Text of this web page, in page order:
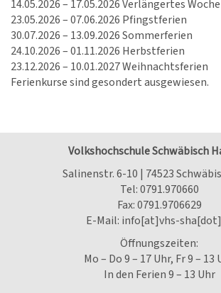
14.05.2026 – 17.05.2026 Verlängertes
23.05.2026 – 07.06.2026 Pfingstferien
30.07.2026 – 13.09.2026 Sommerferien
24.10.2026 – 01.11.2026 Herbstferien
23.12.2026 – 10.01.2027 Weihnachtsferien
Ferienkurse sind gesondert ausgewiesen.
Volkshochschule Schwäbisch
Salinenstr. 6-10 | 74523
Tel:0791.970660
Fax: 0791.9706629
E-Mail: info[at]vhs-
Öffnungszeiten:
Mo – Do 9 – 17 Uhr, Fr 9 – 13
In den Ferien 9 – 13 Uhr